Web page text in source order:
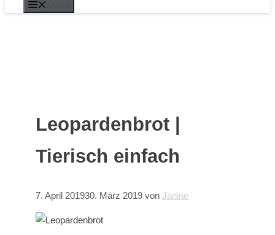
Leopardenbrot |
Tierisch einfach
7. April 201930. März 2019 von Janine